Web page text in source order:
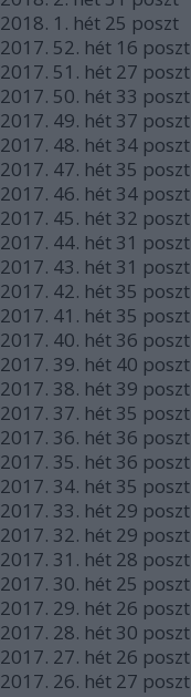
2018. 1. hét 25 poszt
2017. 52. hét 16 poszt
2017. 51. hét 27 poszt
2017. 50. hét 33 poszt
2017. 49. hét 37 poszt
2017. 48. hét 34 poszt
2017. 47. hét 35 poszt
2017. 46. hét 34 poszt
2017. 45. hét 32 poszt
2017. 44. hét 31 poszt
2017. 43. hét 31 poszt
2017. 42. hét 35 poszt
2017. 41. hét 35 poszt
2017. 40. hét 36 poszt
2017. 39. hét 40 poszt
2017. 38. hét 39 poszt
2017. 37. hét 35 poszt
2017. 36. hét 36 poszt
2017. 35. hét 36 poszt
2017. 34. hét 35 poszt
2017. 33. hét 29 poszt
2017. 32. hét 29 poszt
2017. 31. hét 28 poszt
2017. 30. hét 25 poszt
2017. 29. hét 26 poszt
2017. 28. hét 30 poszt
2017. 27. hét 26 poszt
2017. 26. hét 27 poszt